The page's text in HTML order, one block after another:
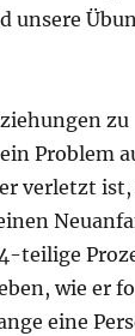
unsere
zu
Problem
verletzt ist,
teilige
wie er
eine